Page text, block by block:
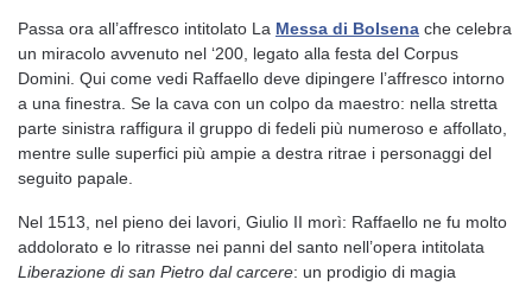
Passa ora all’affresco intitolato La Messa di Bolsena che celebra
un miracolo avvenuto nel ‘200, legato alla festa del Corpus
Domini. Qui come vedi Raffaello deve dipingere l’affresco intorno
a una finestra. Se la cava con un colpo da maestro: nella stretta
parte sinistra raffigura il gruppo di fedeli più numeroso e affollato,
mentre sulle superfici più ampie a destra ritrae i personaggi del
seguito papale.
Nel 1513, nel pieno dei lavori, Giulio II morì: Raffaello ne fu molto
addolorato e lo ritrasse nei panni del santo nell’opera intitolata
Liberazione di san Pietro dal carcere: un prodigio di magia